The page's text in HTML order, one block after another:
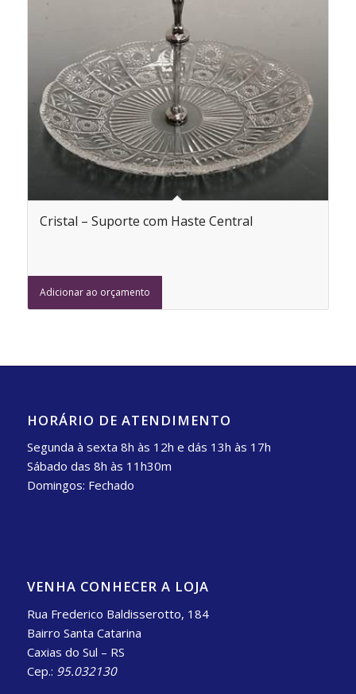
Cristal – Suporte com Haste Central
Adicionar ao orçamento
HORÁRIO DE ATENDIMENTO
Segunda à sexta 8h às 12h e dás 13h às 17h
Sábado das 8h às 11h30m
Domingos: Fechado
VENHA CONHECER A LOJA
Rua Frederico Baldisserotto, 184
Bairro Santa Catarina
Caxias do Sul – RS
Cep.: 95.032130